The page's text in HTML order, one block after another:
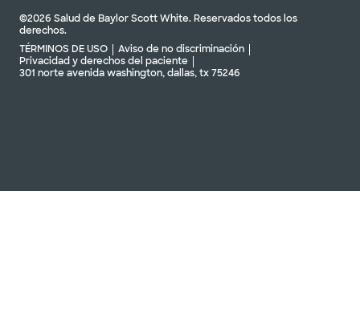
©2026 Salud de Baylor Scott White. Reservados todos los
derechos.
TÉRMINOS DE USO
Aviso de no discriminación
Privacidad y derechos del paciente
301 norte avenida washington, dallas, tx 75246